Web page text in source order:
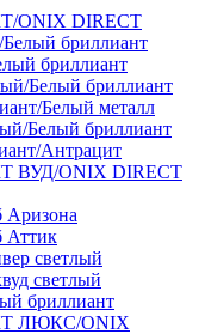
ONIX DIRECT
бриллиант
бриллиант
Белый бриллиант
Белый металл
Белый бриллиант
Антрацит
ВУД/ONIX DIRECT
Аризона
Аттик
светлый
светлый
бриллиант
ЛЮКС/ONIX